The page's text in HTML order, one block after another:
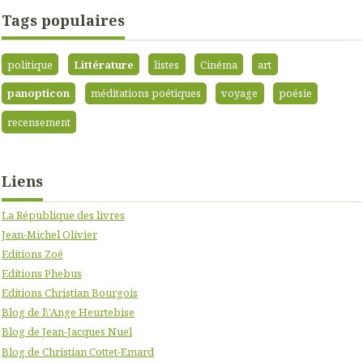
Tags populaires
politique Littérature listes Cinéma
art
panopticon
méditations poétiques voyage
poésie
recensement
Liens
La République des livres
Jean-Michel Olivier
Editions Zoé
Editions Phebus
Editions Christian Bourgois
Blog de l\'Ange Heurtebise
Blog de Jean-Jacques Nuel
Blog de Christian Cottet-Emard